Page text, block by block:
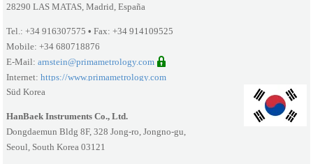
28290 LAS MATAS, Madrid, España
Tel.: +34 916307575 •Fax: +34 914109525
Mobile: +34 680718876
E-Mail:arnstein@primametrology.com
Internet:https://www.primametrology.com
Süd Korea
HanBaek Instruments Co., Ltd.
Dongdaemun Bldg 8F, 328 Jong-ro, Jongno-gu,
Seoul, South Korea 03121